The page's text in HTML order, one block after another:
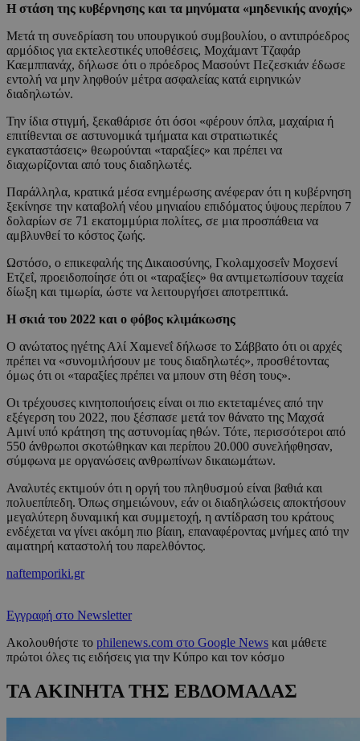
Η στάση της κυβέρνησης και τα μηνύματα «μηδενικής ανοχής»
Μετά τη συνεδρίαση του υπουργικού συμβουλίου, ο αντιπρόεδρος
αρμόδιος για εκτελεστικές υποθέσεις, Μοχάμαντ Τζαφάρ
Καεμππανάχ, δήλωσε ότι ο πρόεδρος Μασούντ Πεζεσκιάν έδωσε
εντολή να μην ληφθούν μέτρα ασφαλείας κατά ειρηνικών
διαδηλωτών.
Την ίδια στιγμή, ξεκαθάρισε ότι όσοι «φέρουν όπλα, μαχαίρια ή
επιτίθενται σε αστυνομικά τμήματα και στρατιωτικές
εγκαταστάσεις» θεωρούνται «ταραξίες» και πρέπει να
διαχωρίζονται από τους διαδηλωτές.
Παράλληλα, κρατικά μέσα ενημέρωσης ανέφεραν ότι η κυβέρνηση
ξεκίνησε την καταβολή νέου μηνιαίου επιδόματος ύψους περίπου 7
δολαρίων σε 71 εκατομμύρια πολίτες, σε μια προσπάθεια να
αμβλυνθεί το κόστος ζωής.
Ωστόσο, ο επικεφαλής της Δικαιοσύνης, Γκολαμχοσεΐν Μοχσενί
Ετζεΐ, προειδοποίησε ότι οι «ταραξίες» θα αντιμετωπίσουν ταχεία
δίωξη και τιμωρία, ώστε να λειτουργήσει αποτρεπτικά.
Η σκιά του 2022 και ο φόβος κλιμάκωσης
Ο ανώτατος ηγέτης Αλί Χαμενεΐ δήλωσε το Σάββατο ότι οι αρχές
πρέπει να «συνομιλήσουν με τους διαδηλωτές», προσθέτοντας
όμως ότι οι «ταραξίες πρέπει να μπουν στη θέση τους».
Οι τρέχουσες κινητοποιήσεις είναι οι πιο εκτεταμένες από την
εξέγερση του 2022, που ξέσπασε μετά τον θάνατο της Μαχσά
Αμινί υπό κράτηση της αστυνομίας ηθών. Τότε, περισσότεροι από
550 άνθρωποι σκοτώθηκαν και περίπου 20.000 συνελήφθησαν,
σύμφωνα με οργανώσεις ανθρωπίνων δικαιωμάτων.
Αναλυτές εκτιμούν ότι η οργή του πληθυσμού είναι βαθιά και
πολυεπίπεδη. Όπως σημειώνουν, εάν οι διαδηλώσεις αποκτήσουν
μεγαλύτερη δυναμική και συμμετοχή, η αντίδραση του κράτους
ενδέχεται να γίνει ακόμη πιο βίαιη, επαναφέροντας μνήμες από την
αιματηρή καταστολή του παρελθόντος.
naftemporiki.gr
Εγγραφή στο Newsletter
Ακολουθήστε το philenews.com στο Google News και μάθετε
πρώτοι όλες τις ειδήσεις για την Κύπρο και τον κόσμο
ΤΑ ΑΚΙΝΗΤΑ ΤΗΣ ΕΒΔΟΜΑΔΑΣ